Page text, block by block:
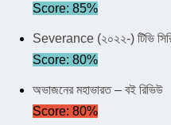
Score: 85%
Severance (২০২২-) টিভি
Score: 80%
অভাজনের মহাভারত – বই রিভিউ
Score: 80%